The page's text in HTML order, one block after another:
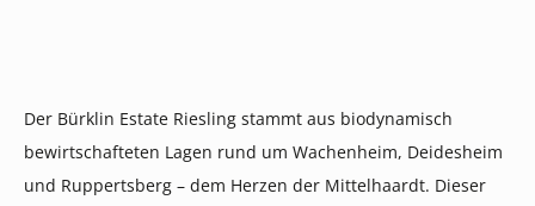
Der Bürklin Estate Riesling stammt aus biodynamisch
bewirtschafteten Lagen rund um Wachenheim, Deidesheim
und Ruppertsberg – dem Herzen der Mittelhaardt. Dieser